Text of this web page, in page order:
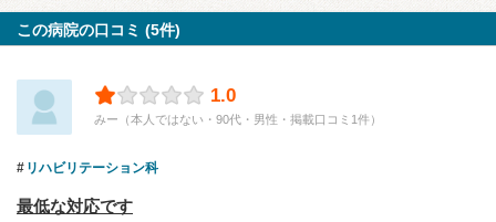
この病院の口コミ (5件)
1.0
みー（本人ではない・90代・男性・掲載口コミ1件）
リハビリテーション科
最低な対応です